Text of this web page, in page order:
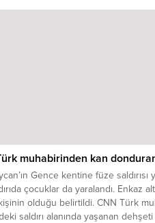
muhabirinden kan
Gence kentine füze saldırısı
çocuklar da yaralandı. Enkaz
olduğu belirtildi. CNN Türk
saldırı alanında yaşanan